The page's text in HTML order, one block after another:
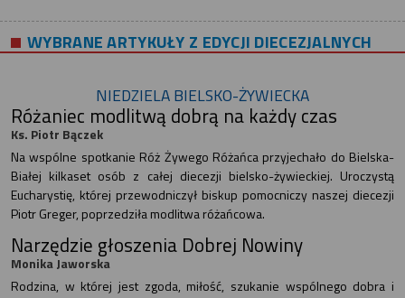
WYBRANE ARTYKUŁY Z EDYCJI DIECEZJALNYCH
NIEDZIELA BIELSKO-ŻYWIECKA
Różaniec modlitwą dobrą na każdy czas
Ks. Piotr Bączek
Na wspólne spotkanie Róż Żywego Różańca przyjechało do Bielska-
Białej kilkaset osób z całej diecezji bielsko-żywieckiej. Uroczystą
Eucharystię, której przewodniczył biskup pomocniczy naszej diecezji
Piotr Greger, poprzedziła modlitwa różańcowa.
Narzędzie głoszenia Dobrej Nowiny
Monika Jaworska
Rodzina, w której jest zgoda, miłość, szukanie wspólnego dobra i